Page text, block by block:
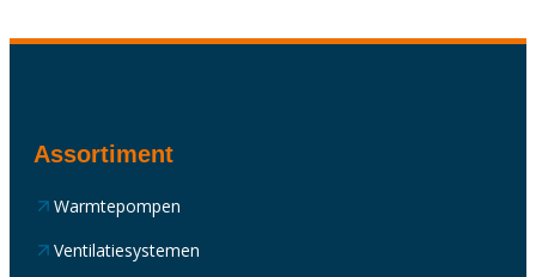
Assortiment
Warmtepompen
Ventilatiesystemen